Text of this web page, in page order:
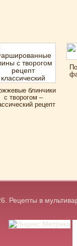
блинчики
с творогом –
рецепт
Рецепты в